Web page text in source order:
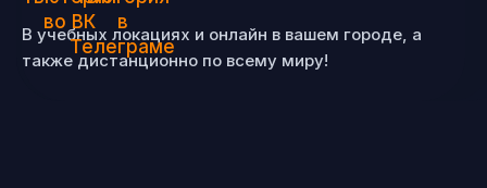
В учебных локациях и онлайн в вашем городе, а
также дистанционно по всему миру!